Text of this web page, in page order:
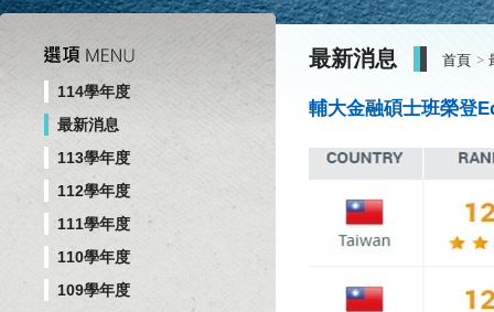
114學年度
最新消息
113學年度
112學年度
111學年度
110學年度
109學年度
最新消息 首頁
輔大金融碩士班榮登